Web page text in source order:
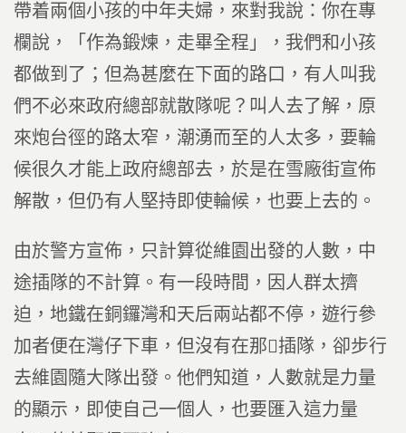
帶着兩個小孩的中年夫婦，來對我說：你在專
欄說，「作為鍛煉，走畢全程」，我們和小孩
都做到了；但為甚麼在下面的路口，有人叫我
們不必來政府總部就散隊呢？叫人去了解，原
來炮台徑的路太窄，潮湧而至的人太多，要輪
候很久才能上政府總部去，於是在雪廠街宣佈
解散，但仍有人堅持即使輪候，也要上去的。
由於警方宣佈，只計算從維園出發的人數，中
途插隊的不計算。有一段時間，因人群太擠
迫，地鐵在銅鑼灣和天后兩站都不停，遊行參
加者便在灣仔下車，但沒有在那插隊，卻步行
去維園隨大隊出發。他們知道，人數就是力量
的顯示，即使自己一個人，也要匯入這力量